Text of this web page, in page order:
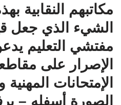
مكاتبهم النقابية
الشيء الذي جعل
مفتشي التعليم
الإصرار على
الإمتحانات
الصورة أسفله –